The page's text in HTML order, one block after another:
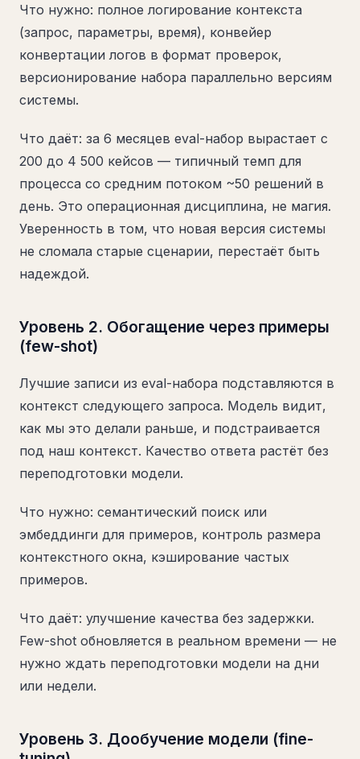
Что нужно: полное логирование контекста
(запрос, параметры, время), конвейер
конвертации логов в формат проверок,
версионирование набора параллельно версиям
системы.
Что даёт: за 6 месяцев eval-набор вырастает с
200 до 4 500 кейсов — типичный темп для
процесса со средним потоком ~50 решений в
день. Это операционная дисциплина, не магия.
Уверенность в том, что новая версия системы
не сломала старые сценарии, перестаёт быть
надеждой.
Уровень 2. Обогащение через примеры
(few-shot)
Лучшие записи из eval-набора подставляются в
контекст следующего запроса. Модель видит,
как мы это делали раньше, и подстраивается
под наш контекст. Качество ответа растёт без
переподготовки модели.
Что нужно: семантический поиск или
эмбеддинги для примеров, контроль размера
контекстного окна, кэширование частых
примеров.
Что даёт: улучшение качества без задержки.
Few-shot обновляется в реальном времени — не
нужно ждать переподготовки модели на дни
или недели.
Уровень 3. Дообучение модели (fine-